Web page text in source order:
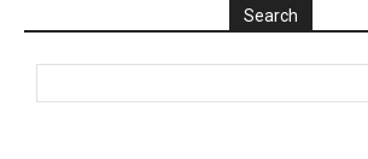
Search